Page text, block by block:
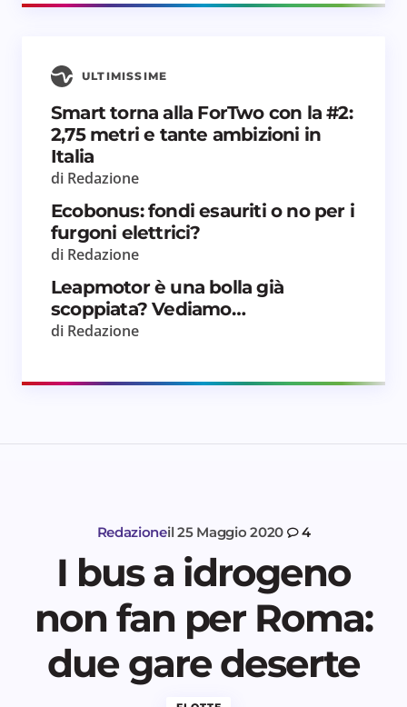
per il prossimo commento.
ULTIMISSIME
Smart torna alla ForTwo con la #2:
2,75 metri e tante ambizioni in
Italia
di Redazione
Ecobonus: fondi esauriti o no per i
furgoni elettrici?
di Redazione
Leapmotor è una bolla già
scoppiata? Vediamo…
di Redazione
Redazioneil 25 Maggio 2020 4
I bus a idrogeno
non fan per Roma:
due gare deserte